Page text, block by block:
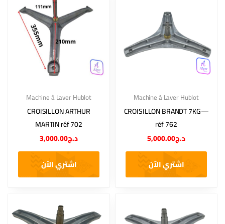
Machine à Laver Hublot
CROISILLON ARTHUR
MARTIN réf 702
د.ج3,000.00
اشتري الآن
Machine à Laver Hublot
CROISILLON BRANDT 7KG—
réf 762
د.ج5,000.00
اشتري الآن